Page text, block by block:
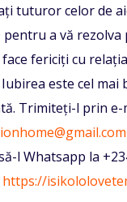
tuturor celor de
pentru a vă
fericiți cu
este cel
Trimiteți-l prin e-
l Whatsapp la
https://